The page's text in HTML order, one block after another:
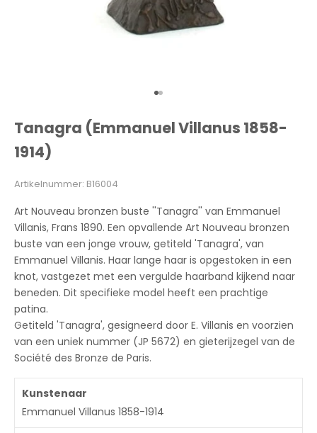
Naar artikel 1
Naar artikel 2
Tanagra (Emmanuel Villanus 1858-
1914)
Artikelnummer: B16004
Art Nouveau bronzen buste ''Tanagra'' van Emmanuel
Villanis, Frans 1890. Een opvallende Art Nouveau bronzen
buste van een jonge vrouw, getiteld 'Tanagra', van
Emmanuel Villanis. Haar lange haar is opgestoken in een
knot, vastgezet met een vergulde haarband kijkend naar
beneden. Dit specifieke model heeft een prachtige
patina.
Getiteld 'Tanagra', gesigneerd door E. Villanis en voorzien
van een uniek nummer (JP 5672) en gieterijzegel van de
Société des Bronze de Paris.
Kunstenaar
Emmanuel Villanus 1858-1914